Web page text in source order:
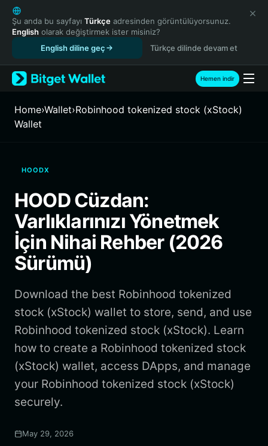
English
日本語
Tiếng Việt
Español (Latinoamérica)
Türkçe
Français
Deutsch
Português (Portugal)
ภาษาไทย
हिन्दी
Español
Português (Brasil)
Español (Argentina)
Şu anda bu sayfayı Türkçe adresinden görüntülüyorsunuz.
English olarak değiştirmek ister misiniz?
English diline geç
Türkçe dilinde devam et
Hemen indir
Home›Wallet›Robinhood tokenized stock (xStock)
Wallet
HOODX
HOOD Cüzdan:
Varlıklarınızı Yönetmek
İçin Nihai Rehber (2026
Sürümü)
Download the best Robinhood tokenized
stock (xStock) wallet to store, send, and use
Robinhood tokenized stock (xStock). Learn
how to create a Robinhood tokenized stock
(xStock) wallet, access DApps, and manage
your Robinhood tokenized stock (xStock)
securely.
May 29, 2026